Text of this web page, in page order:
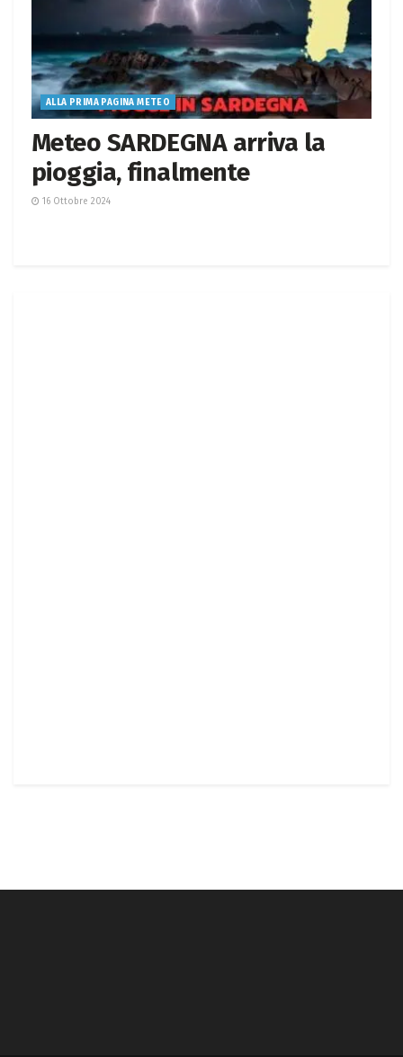
ALLA PRIMA PAGINA METEO
Meteo SARDEGNA arriva la
pioggia, finalmente
16 Ottobre 2024